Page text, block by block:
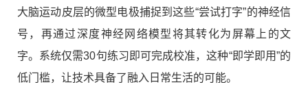
大脑运动皮层的微型电极捕捉到这些“尝试打字”的神经信
号，再通过深度神经网络模型将其转化为屏幕上的文
字。系统仅需30句练习即可完成校准，这种“即学即用”的
低门槛，让技术具备了融入日常生活的可能。